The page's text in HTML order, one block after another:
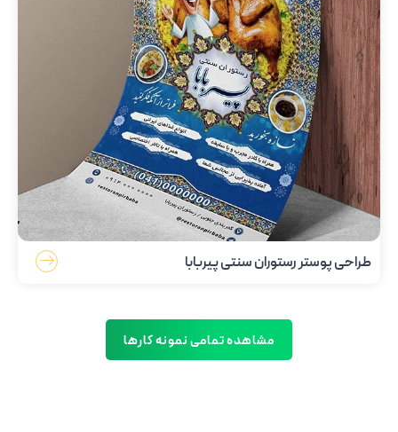
طراحی پوستر رستوران سنتی پیربابا
مشاهده تمامی نمونه کارها